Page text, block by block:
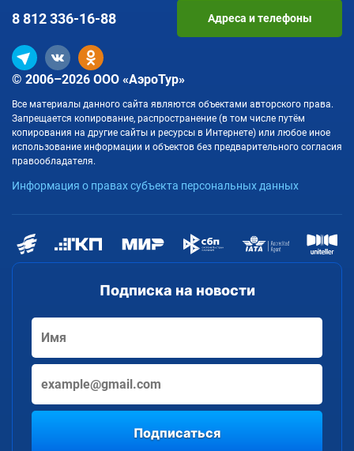
Подписка на новости
Подписаться
© 2006–2026 ООО «АэроТур»
Все материалы данного сайта являются объектами авторского права.
Запрещается копирование, распространение (в том числе путём
копирования на другие сайты и ресурсы в Интернете) или любое иное
использование информации и объектов без предварительного согласия
правообладателя.
Информация о правах субъекта персональных данных
8 812336-16-88 Адреса и телефоны